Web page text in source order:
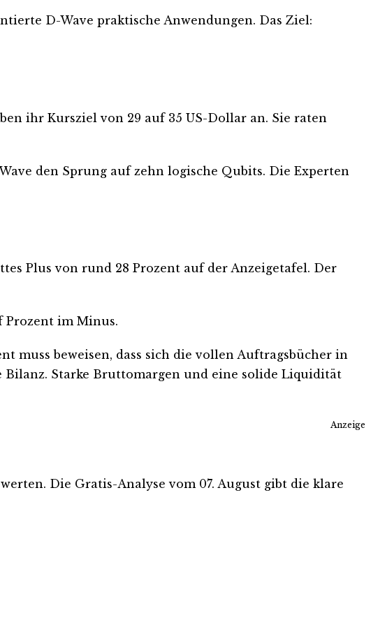
D-Wave praktische Anwendungen. Das Ziel:
ihr Kursziel von 29 auf 35 US-Dollar an. Sie raten
den Sprung auf zehn logische Qubits. Die Experten
Plus von rund 28 Prozent auf der Anzeigetafel. Der
Prozent im Minus.
muss beweisen, dass sich die vollen Auftragsbücher in
Bilanz. Starke Bruttomargen und eine solide Liquidität
Anzeige
Die Gratis-Analyse vom 07. August gibt die klare